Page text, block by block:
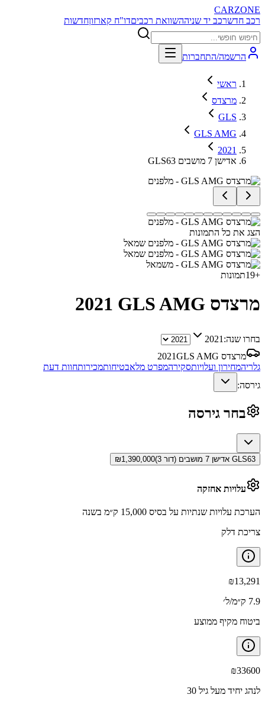
CARZONE
רכב חדשרכב יד שניההשוואת רכביםדו"ח קארזוןחדשות
הרשמה/התחברות
ראשי
מרצדס
GLS
GLS AMG
2021
GLS63 אדישן 7 מושבים
הצג את כל התמונות
+
19תמונות
מרצדס GLS AMG 2021
בחרו שנה: 2021
מרצדס GLS AMG
2021
גלריהמחירון ועלויותסקירהמפרט מלאבטיחותמכירותחוות דעת
גירסה:
בחר גירסה
GLS63 אדישן 7 מושבים (דור 3) ₪1,390,000
עלויות אחזקה
הערכת עלויות שנתיות על בסיס 15,000 ק״מ בשנה
צריכת דלק
₪13,291
7.9 ק״מ/ל׳
ביטוח מקיף ממוצע
₪33600
לנהג יחיד מעל גיל 30